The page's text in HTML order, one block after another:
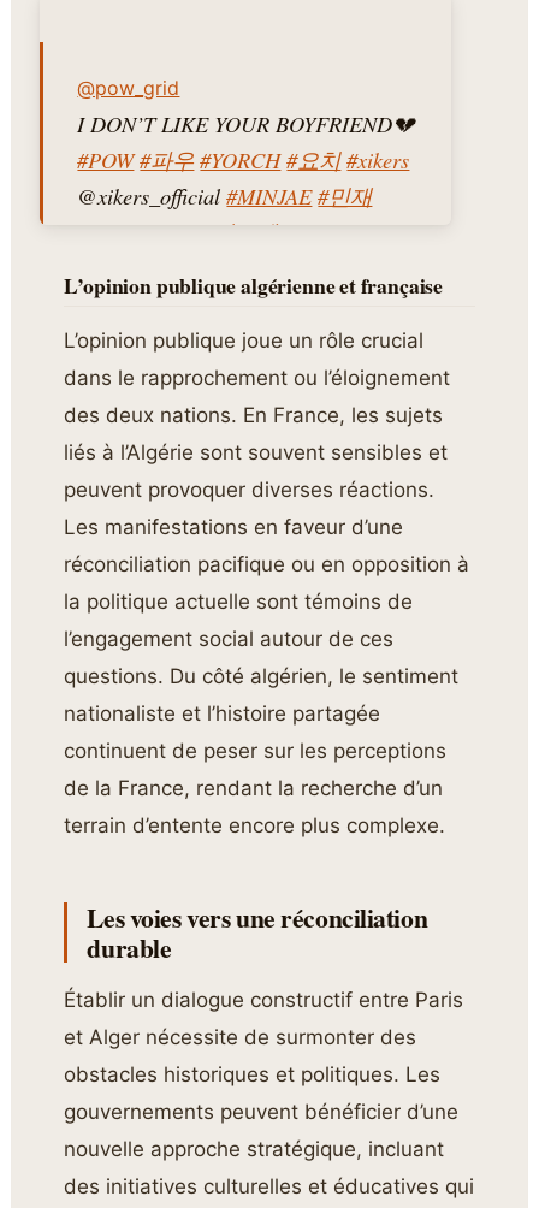
@pow_grid
I DON’T LIKE YOUR BOYFRIEND💔
#POW #파우 #YORCH #요치 #xikers
@xikers_official#MINJAE #민재
#보이프렌드
L’opinion publique algérienne et française
L’opinion publique joue un rôle crucial
dans le rapprochement ou l’éloignement
des deux nations. En France, les sujets
liés à l’Algérie sont souvent sensibles et
peuvent provoquer diverses réactions.
Les manifestations en faveur d’une
réconciliation pacifique ou en opposition à
la politique actuelle sont témoins de
l’engagement social autour de ces
questions. Du côté algérien, le sentiment
nationaliste et l’histoire partagée
continuent de peser sur les perceptions
de la France, rendant la recherche d’un
terrain d’entente encore plus complexe.
Les voies vers une réconciliation
durable
Établir un dialogue constructif entre Paris
et Alger nécessite de surmonter des
obstacles historiques et politiques. Les
gouvernements peuvent bénéficier d’une
nouvelle approche stratégique, incluant
des initiatives culturelles et éducatives qui